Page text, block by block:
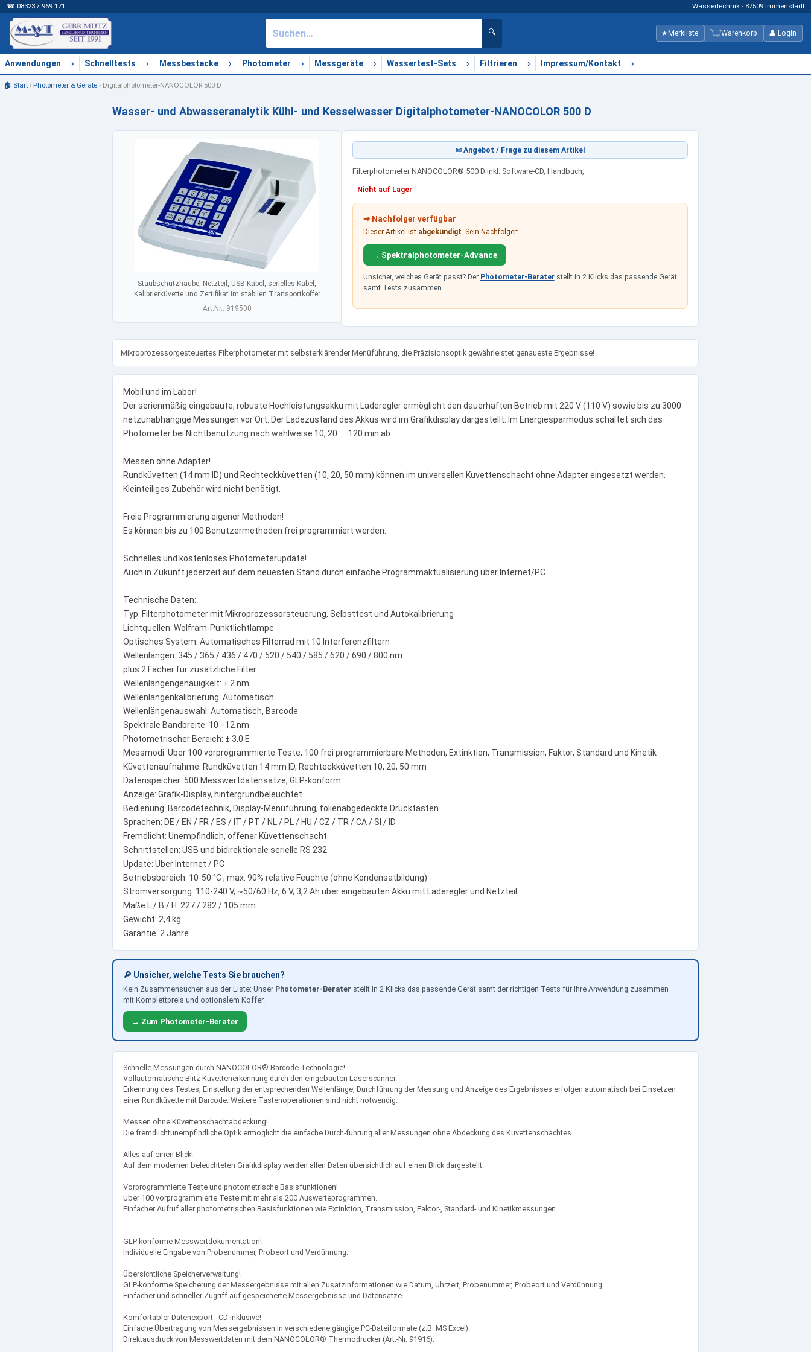
☎ 08323 / 969 171 Wassertechnik · 87509 Immenstadt
🔍 ★ Merkliste Warenkorb 👤 Login
Anwendungen › Schnelltests › Messbestecke › Photometer › Messgeräte › Wassertest-Sets › Filtrieren › Impressum/Kontakt ›
🏠 Start› Photometer & Geräte› Digitalphotometer-NANOCOLOR 500 D
Wasser- und Abwasseranalytik Kühl- und Kesselwasser Digitalphotometer-NANOCOLOR 500 D
Staubschutzhaube, Netzteil, USB-Kabel, serielles Kabel,
Kalibrierküvette und Zertifikat im stabilen Transportkoffer
Art.Nr.: 919500
✉ Angebot / Frage zu diesem Artikel
Filterphotometer NANOCOLOR® 500 D inkl. Software-CD, Handbuch,
Nicht auf Lager
➡ Nachfolger verfügbar
Dieser Artikel ist abgekündigt . Sein Nachfolger:
→ Spektralphotometer-Advance
Unsicher, welches Gerät passt? Der Photometer-Beraterstellt in 2 Klicks das passende Gerät
samt Tests zusammen.
Mikroprozessorgesteuertes Filterphotometer mit selbsterklärender Menüführung, die Präzisionsoptik gewährleistet genaueste Ergebnisse!
Mobil und im Labor!
Der serienmäßig eingebaute, robuste Hochleistungsakku mit Laderegler ermöglicht den dauerhaften Betrieb mit 220 V (110 V) sowie bis zu 3000
netzunabhängige Messungen vor Ort. Der Ladezustand des Akkus wird im Grafikdisplay dargestellt. Im Energiesparmodus schaltet sich das
Photometer bei Nichtbenutzung nach wahlweise 10, 20 .....120 min ab.
Messen ohne Adapter!
Rundküvetten (14 mm ID) und Rechteckküvetten (10, 20, 50 mm) können im universellen Küvettenschacht ohne Adapter eingesetzt werden.
Kleinteiliges Zubehör wird nicht benötigt.
Freie Programmierung eigener Methoden!
Es können bis zu 100 Benutzermethoden frei programmiert werden.
Schnelles und kostenloses Photometerupdate!
Auch in Zukunft jederzeit auf dem neuesten Stand durch einfache Programmaktualisierung über Internet/PC.
Technische Daten:
Typ: Filterphotometer mit Mikroprozessorsteuerung, Selbsttest und Autokalibrierung
Lichtquellen: Wolfram-Punktlichtlampe
Optisches System: Automatisches Filterrad mit 10 Interferenzfiltern
Wellenlängen: 345 / 365 / 436 / 470 / 520 / 540 / 585 / 620 / 690 / 800 nm
plus 2 Fächer für zusätzliche Filter
Wellenlängengenauigkeit: ± 2 nm
Wellenlängenkalibrierung: Automatisch
Wellenlängenauswahl: Automatisch, Barcode
Spektrale Bandbreite: 10 - 12 nm
Photometrischer Bereich: ± 3,0 E
Messmodi: Über 100 vorprogrammierte Teste, 100 frei programmierbare Methoden, Extinktion, Transmission, Faktor, Standard und Kinetik
Küvettenaufnahme: Rundküvetten 14 mm ID, Rechteckküvetten 10, 20, 50 mm
Datenspeicher: 500 Messwertdatensätze, GLP-konform
Anzeige: Grafik-Display, hintergrundbeleuchtet
Bedienung: Barcodetechnik, Display-Menüführung, folienabgedeckte Drucktasten
Sprachen: DE / EN / FR / ES / IT / PT / NL / PL / HU / CZ / TR / CA / SI / ID
Fremdlicht: Unempfindlich, offener Küvettenschacht
Schnittstellen: USB und bidirektionale serielle RS 232
Update: Über Internet / PC
Betriebsbereich: 10-50 °C , max. 90% relative Feuchte (ohne Kondensatbildung)
Stromversorgung: 110-240 V, ~50/60 Hz, 6 V, 3,2 Ah über eingebauten Akku mit Laderegler und Netzteil
Maße L / B / H: 227 / 282 / 105 mm
Gewicht: 2,4 kg
Garantie: 2 Jahre
🔎 Unsicher, welche Tests Sie brauchen?
Kein Zusammensuchen aus der Liste: Unser Photometer-Berater stellt in 2 Klicks das passende Gerät samt der richtigen Tests für Ihre Anwendung zusammen –
mit Komplettpreis und optionalem Koffer.
→ Zum Photometer-Berater
Schnelle Messungen durch NANOCOLOR® Barcode Technologie!
Vollautomatische Blitz-Küvettenerkennung durch den eingebauten Laserscanner.
Erkennung des Testes, Einstellung der entsprechenden Wellenlänge, Durchführung der Messung und Anzeige des Ergebnisses erfolgen automatisch bei Einsetzen
einer Rundküvette mit Barcode. Weitere Tastenoperationen sind nicht notwendig.
Messen ohne Küvettenschachtabdeckung!
Die fremdlichtunempfindliche Optik ermöglicht die einfache Durch-führung aller Messungen ohne Abdeckung des Küvettenschachtes.
Alles auf einen Blick!
Auf dem modernen beleuchteten Grafikdisplay werden allen Daten übersichtlich auf einen Blick dargestellt.
Vorprogrammierte Teste und photometrische Basisfunktionen!
Über 100 vorprogrammierte Teste mit mehr als 200 Auswerteprogrammen.
Einfacher Aufruf aller photometrischen Basisfunktionen wie Extinktion, Transmission, Faktor-, Standard- und Kinetikmessungen.
GLP-konforme Messwertdokumentation!
Individuelle Eingabe von Probenummer, Probeort und Verdünnung.
Übersichtliche Speicherverwaltung!
GLP-konforme Speicherung der Messergebnisse mit allen Zusatzinformationen wie Datum, Uhrzeit, Probenummer, Probeort und Verdünnung.
Einfacher und schneller Zugriff auf gespeicherte Messergebnisse und Datensätze.
Komfortabler Datenexport - CD inklusive!
Einfache Übertragung von Messergebnissen in verschiedene gängige PC-Dateiformate (z.B. MS Excel).
Direktausdruck von Messwertdaten mit dem NANOCOLOR® Thermodrucker (Art.-Nr. 91916).